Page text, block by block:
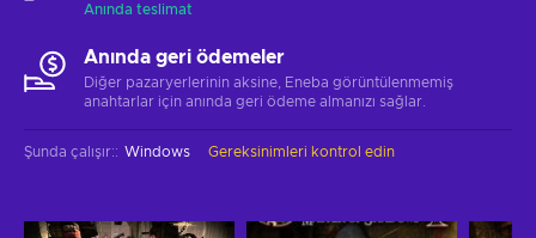
Anında teslimat
Anında geri ödemeler
Diğer pazaryerlerinin aksine, Eneba görüntülenmemiş
anahtarlar için anında geri ödeme almanızı sağlar.
Şunda çalışır:: Windows Gereksinimleri kontrol edin